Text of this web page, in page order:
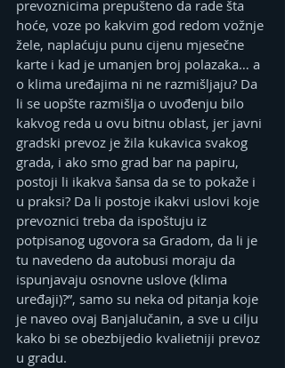
prevoznicima prepušteno da rade šta
hoće, voze po kakvim god redom vožnje
žele, naplaćuju punu cijenu mjesečne
karte i kad je umanjen broj polazaka… a
o klima uređajima ni ne razmišljaju? Da
li se uopšte razmišlja o uvođenju bilo
kakvog reda u ovu bitnu oblast, jer javni
gradski prevoz je žila kukavica svakog
grada, i ako smo grad bar na papiru,
postoji li ikakva šansa da se to pokaže i
u praksi? Da li postoje ikakvi uslovi koje
prevoznici treba da ispoštuju iz
potpisanog ugovora sa Gradom, da li je
tu navedeno da autobusi moraju da
ispunjavaju osnovne uslove (klima
uređaji)?”, samo su neka od pitanja koje
je naveo ovaj Banjalučanin, a sve u cilju
kako bi se obezbijedio kvalietniji prevoz
u gradu.